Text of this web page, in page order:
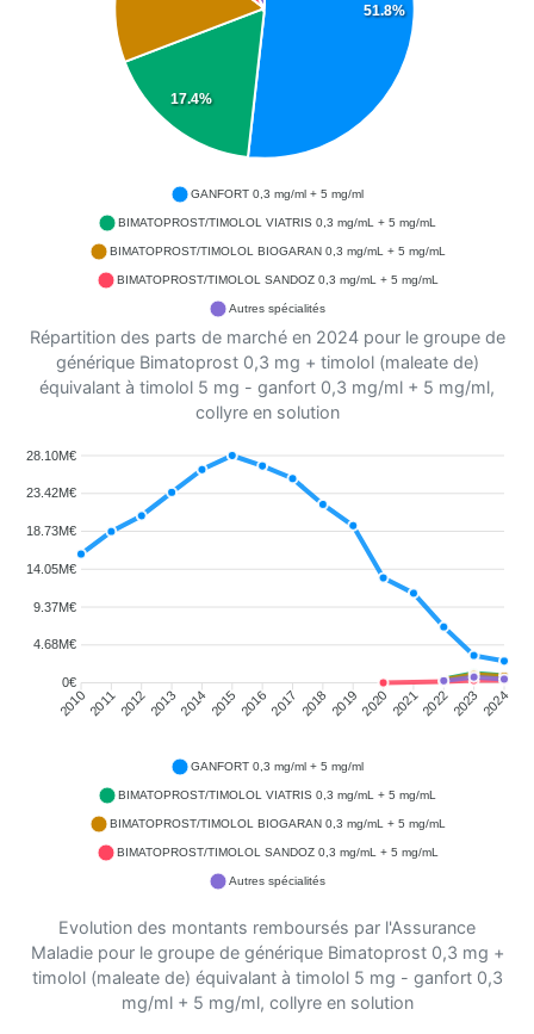
51.8%
17.4%
GANFORT 0,3 mg/ml + 5 mg/ml
BIMATOPROST/TIMOLOL VIATRIS 0,3 mg/mL + 5 mg/mL
BIMATOPROST/TIMOLOL BIOGARAN 0,3 mg/mL + 5 mg/mL
BIMATOPROST/TIMOLOL SANDOZ 0,3 mg/mL + 5 mg/mL
Autres spécialités
Répartition des parts de marché en 2024 pour le groupe de
générique Bimatoprost 0,3 mg + timolol (maleate de)
équivalant à timolol 5 mg - ganfort 0,3 mg/ml + 5 mg/ml,
collyre en solution
28.10M€
23.42M€
18.73M€
14.05M€
9.37M€
4.68M€
0€
201020112012201320142015 20162017 2018 20192020 202120222023 2024
GANFORT 0,3 mg/ml + 5 mg/ml
BIMATOPROST/TIMOLOL VIATRIS 0,3 mg/mL + 5 mg/mL
BIMATOPROST/TIMOLOL BIOGARAN 0,3 mg/mL + 5 mg/mL
BIMATOPROST/TIMOLOL SANDOZ 0,3 mg/mL + 5 mg/mL
Autres spécialités
Evolution des montants remboursés par l'Assurance
Maladie pour le groupe de générique Bimatoprost 0,3 mg +
timolol (maleate de) équivalant à timolol 5 mg - ganfort 0,3
mg/ml + 5 mg/ml, collyre en solution